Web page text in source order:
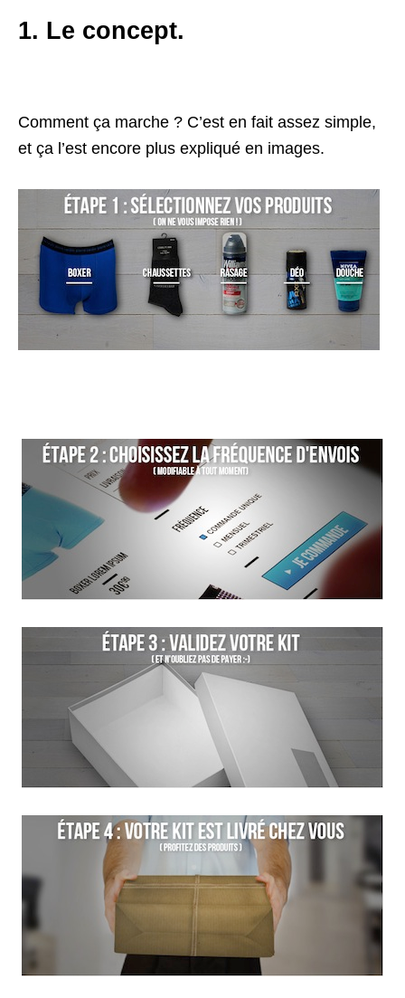
1. Le concept.
Comment ça marche ? C’est en fait assez simple,
et ça l’est encore plus expliqué en images.